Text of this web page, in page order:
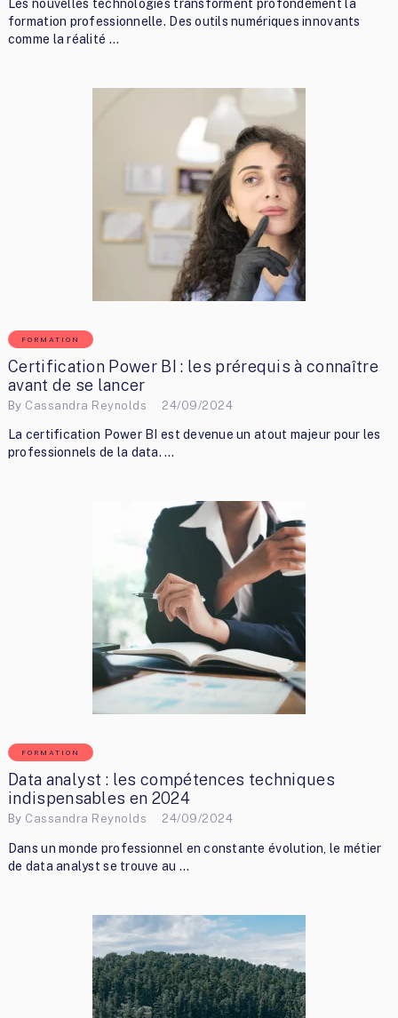
Les nouvelles technologies transforment profondément la
formation professionnelle. Des outils numériques innovants
comme la réalité …
FORMATION
Certification Power BI : les prérequis à connaître
avant de se lancer
By Cassandra Reynolds 24/09/2024
La certification Power BI est devenue un atout majeur pour les
professionnels de la data. …
FORMATION
Data analyst : les compétences techniques
indispensables en 2024
By Cassandra Reynolds 24/09/2024
Dans un monde professionnel en constante évolution, le métier
de data analyst se trouve au …